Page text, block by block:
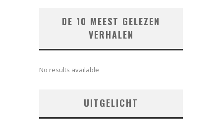
DE 10 MEEST GELEZEN
VERHALEN
No results available
UITGELICHT